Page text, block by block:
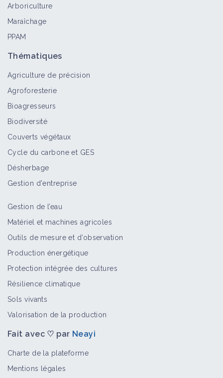
calcinée) en verger
Fiche technique
de pièges mécaniques
Arboriculture
Maraîchage
PPAM
Thématiques
Agriculture de précision
Agroforesterie
Bioagresseurs
Biodiversité
Couverts végétaux
Cycle du carbone et GES
Désherbage
Gestion d'entreprise
Gestion de l’eau
Matériel et machines agricoles
Outils de mesure et d’observation
Production énergétique
Protection intégrée des cultures
Résilience climatique
Sols vivants
Valorisation de la production
Fait avec ♡ par Neayi
Charte de la plateforme
Mentions légales